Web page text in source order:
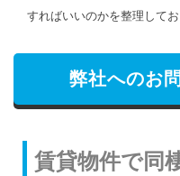
すればいいのかを整理してお
弊社へのお
賃貸物件で同